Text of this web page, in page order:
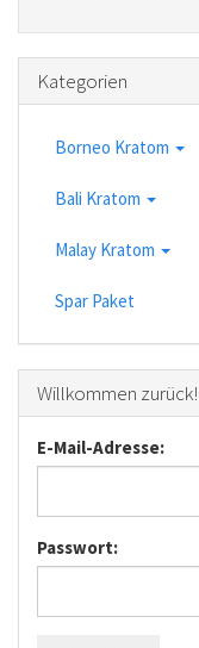
Kategorien
Borneo Kratom
Bali Kratom
Malay Kratom
Spar Paket
Willkommen zurück!
E-Mail-Adresse:
Passwort: